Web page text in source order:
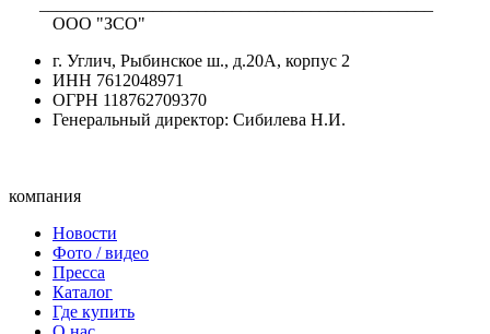
ООО "ЗСО"
г. Углич, Рыбинское ш., д.20А, корпус 2
ИНН 7612048971
ОГРН 118762709370
Генеральный директор: Сибилева Н.И.
компания
Новости
Фото / видео
Пресса
Каталог
Где купить